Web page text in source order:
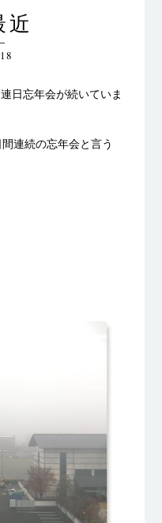
近
日忘年会が続いていま
連続の忘年会と言う